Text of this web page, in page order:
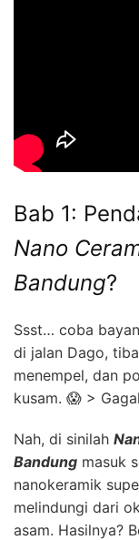
Bab 1:
Nano
Bandung?
Ssst… coba
di jalan Dago,
menempel, dan
kusam. 😱 >
Nah, di sinilah
Bandung masuk
nanokeramik
melindungi dari
asam. Hasilnya?